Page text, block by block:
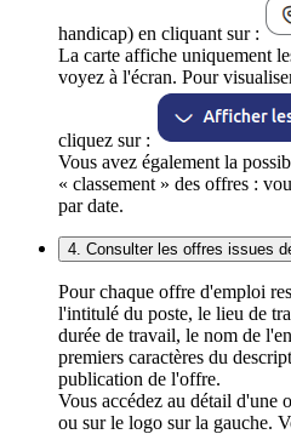
handicap) en cliquant sur :
La carte affiche uniquement
voyez à l'écran. Pour
cliquez sur :
Vous avez également la
« classement » des offres :
par date.
4. Consulter les offres issues
Pour chaque offre d'emploi
l'intitulé du poste, le lieu de
durée de travail, le nom de
premiers caractères du
publication de l'offre.
Vous accédez au détail d'une
ou sur le logo sur la gauche.